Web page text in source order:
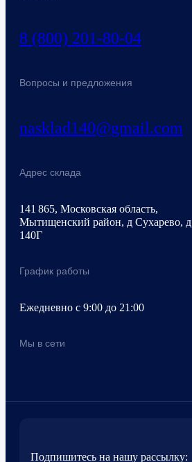
8 (800) 201-80-04
Вопросы и предложения
nasklad140@gmail.com
Адрес склада
141 865, Московская область,
Мытищенский район, д Сухарево, д
140Г
График работы
Ежедневно с 9:00 до 21:00
Мы в сети
Подпишитесь на нашу рассылку: